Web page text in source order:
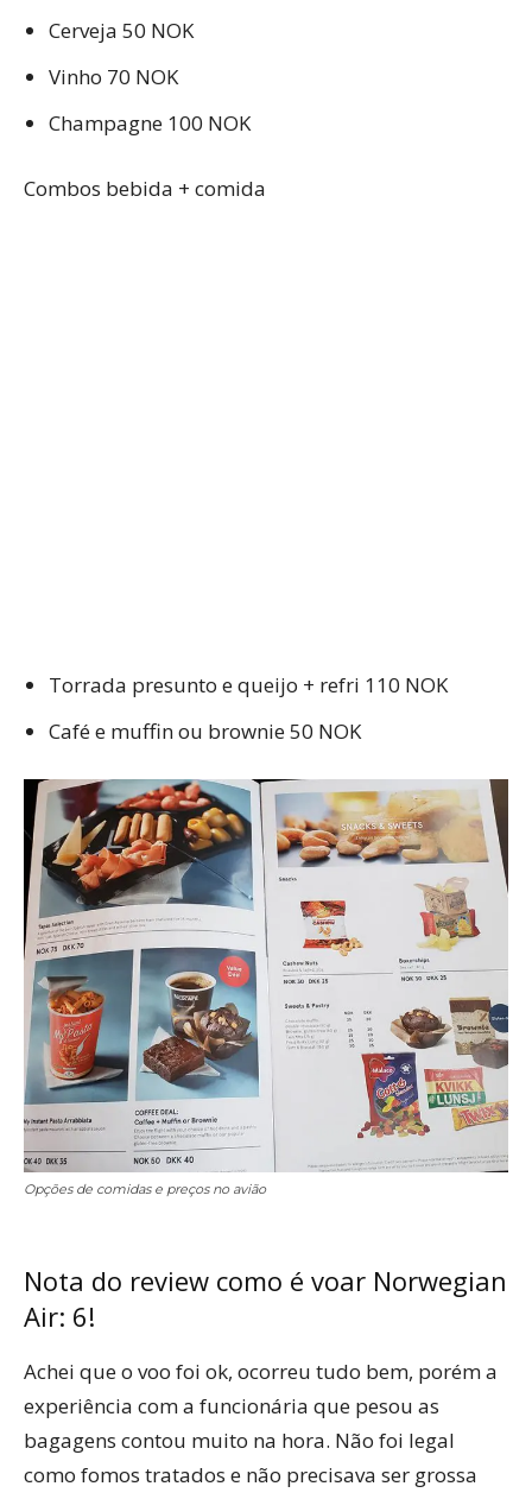
Cerveja 50 NOK
Vinho 70 NOK
Champagne 100 NOK
Combos bebida + comida
Torrada presunto e queijo + refri 110 NOK
Café e muffin ou brownie 50 NOK
Opções de comidas e preços no avião
Nota do review como é voar Norwegian
Air: 6!
Achei que o voo foi ok, ocorreu tudo bem, porém a
experiência com a funcionária que pesou as
bagagens contou muito na hora. Não foi legal
como fomos tratados e não precisava ser grossa